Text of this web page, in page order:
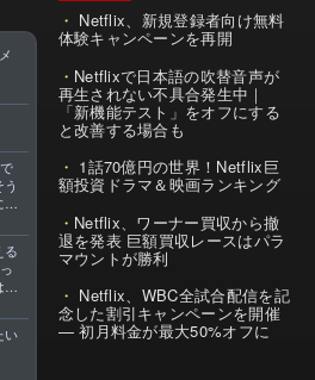
大
る
ま
平
い
Netflix、新規登録者向け無料
体験キャンペーンを再開
Netflixで日本語の吹替音声が
再生されない不具合発生中｜
「新機能テスト」をオフにする
と改善する場合も
1話70億円の世界！Netflix巨
額投資ドラマ＆映画ランキング
Netflix、ワーナー買収から撤
退を発表 巨額買収レースはパラ
マウントが勝利
Netflix、WBC全試合配信を記
念した割引キャンペーンを開催
— 初月料金が最大50%オフに